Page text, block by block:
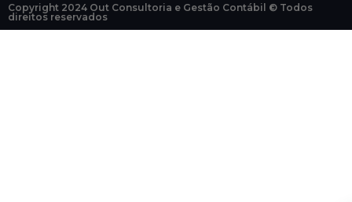
Copyright 2024 Out Consultoria e Gestão Contábil © Todos
direitos reservados